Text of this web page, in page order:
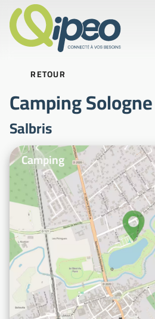
RETOUR
Camping Sologne
Salbris
Photos d'illustration
Camping